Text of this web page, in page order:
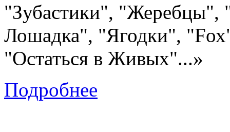
"Зубастики", "Жеребцы",
Лошадка", "Ягодки",
"Остаться в Живых"...»
Подробнее